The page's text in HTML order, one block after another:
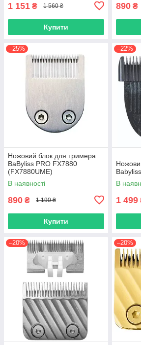
1 151 ₴ 1 560 ₴
Купити
890 ₴
–25%
Ножовий блок для тримера
BaByliss PRO FX7880
(FX7880UME)
В наявності
890 ₴ 1 190 ₴
Купити
–22%
В
1 499
–20% –20%